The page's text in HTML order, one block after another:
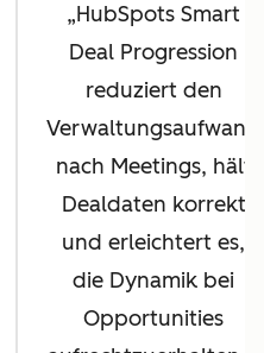
HubSpots Smart
Deal Progression
reduziert den
Verwaltungsaufwand
nach Meetings, hält
Dealdaten korrekt
und erleichtert es,
die Dynamik bei
Opportunities